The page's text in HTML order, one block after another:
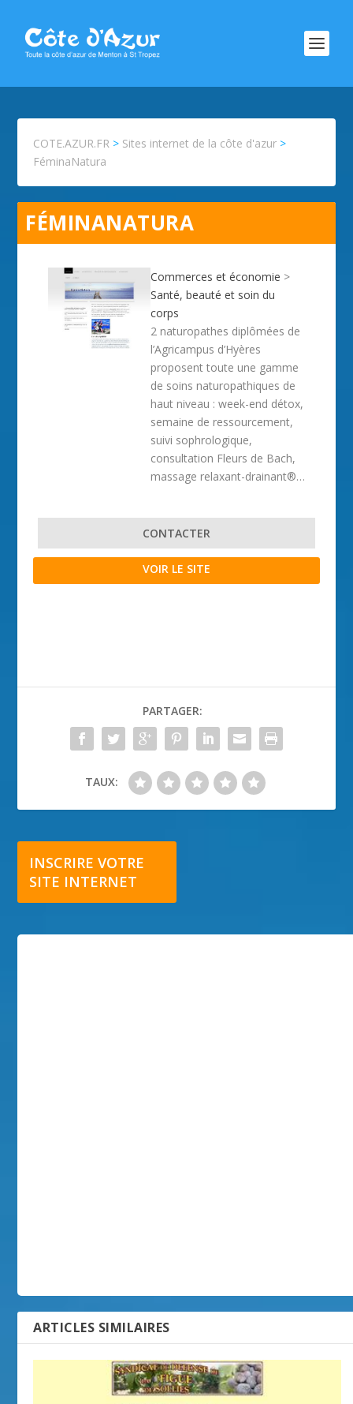
COTE.AZUR.FR > Sites internet de la côte d'azur >
FéminaNatura
FÉMINANATURA
Commerces et économie >
Santé, beauté et soin du
corps
2 naturopathes diplômées de
l’Agricampus d’Hyères
proposent toute une gamme
de soins naturopathiques de
haut niveau : week-end détox,
semaine de ressourcement,
suivi sophrologique,
consultation Fleurs de Bach,
massage relaxant-drainant®…
CONTACTER
VOIR LE SITE
PARTAGER:
TAUX:
INSCRIRE VOTRE
SITE INTERNET
ARTICLES SIMILAIRES